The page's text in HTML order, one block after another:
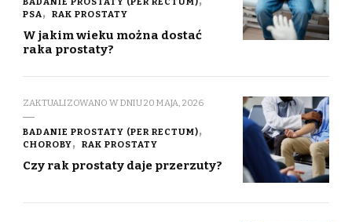
PSA
RAK PROSTATY
W jakim wieku można dostać
raka prostaty?
ZAKTUALIZOWANO W DNIU20 MAJA, 2026
BADANIE PROSTATY (PER RECTUM)
CHOROBY
RAK PROSTATY
Czy rak prostaty daje przerzuty?